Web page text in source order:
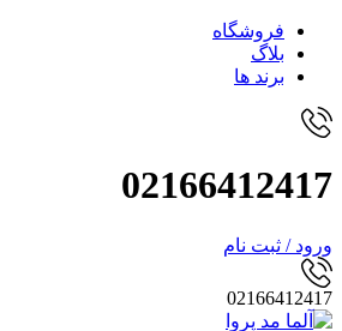
فروشگاه
بلاگ
برند ها
02166412417
ورود / ثبت نام
02166412417